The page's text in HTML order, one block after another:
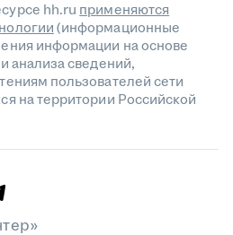
hh.ru применяются
(информационные
информации на основе
анализа сведений,
пользователей сети
на территории Российской